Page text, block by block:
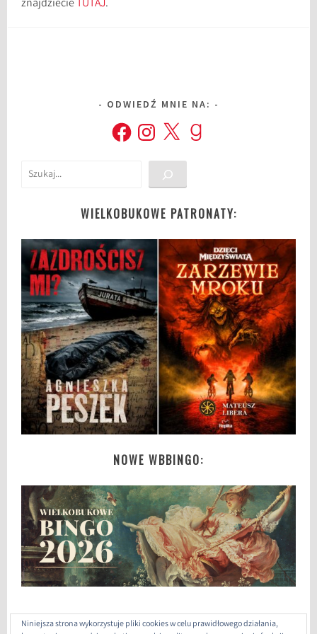
znajdziecie TUTAJ.
ODWIEDŹ MNIE NA:
FacebookInstagram
X Goodreads
Szukaj
WIELKOBUKOWE PATRONATY:
NOWE WBBINGO:
Niniejsza strona wykorzystuje pliki cookies w celu prawidłowego działania,